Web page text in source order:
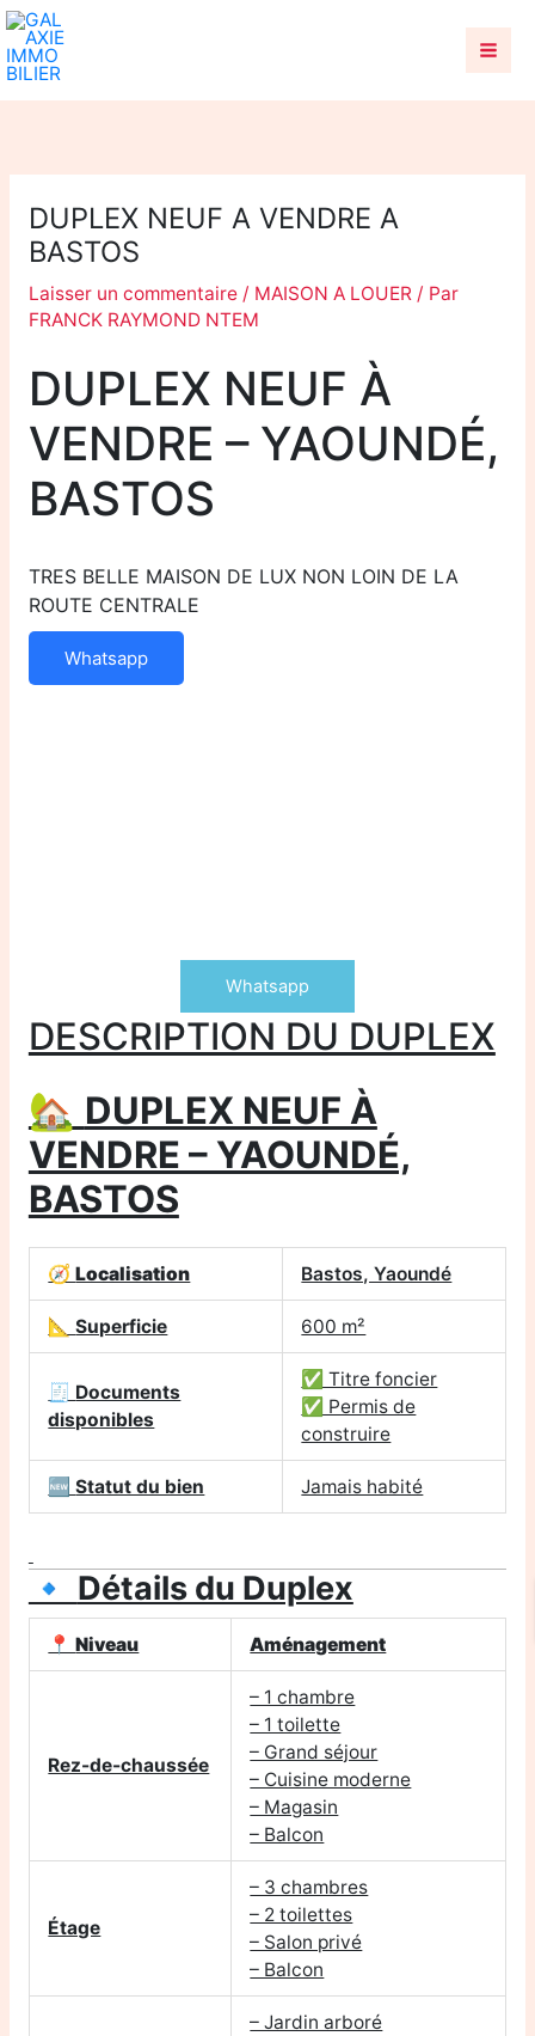
Aller
contenu
DUPLEX NEUF A VENDRE A
BASTOS
Laisser un commentaire / MAISON A LOUER/ Par
FRANCK RAYMOND NTEM
DUPLEX NEUF À
VENDRE – YAOUNDÉ,
BASTOS
TRES BELLE MAISON DE LUX NON LOIN DE LA
ROUTE CENTRALE
Whatsapp
Whatsapp
DESCRIPTION DU DUPLEX
🏡 DUPLEX NEUF À
VENDRE – YAOUNDÉ,
BASTOS
🧭Localisation Bastos, Yaoundé
📐Superficie 600 m²
🧾 Documents
disponibles
✅ Titre foncier
✅ Permis de
construire
🆕Statut du bien Jamais habité
🔹 Détails du Duplex
📍Niveau Aménagement
Rez-de-chaussée
– 1 chambre
– 1 toilette
– Grand séjour
– Cuisine moderne
– Magasin
– Balcon
Étage
– 3 chambres
– 2 toilettes
– Salon privé
– Balcon
– Jardin arboré